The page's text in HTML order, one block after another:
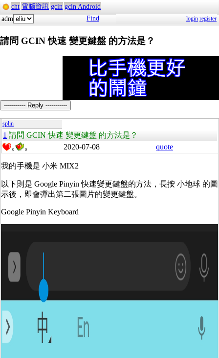
cht 電腦資訊 gcin gcin Android
adm
Find login register
請問 GCIN 快速 變更鍵盤 的方法是？
----------- Reply -----------
splin
1 請問 GCIN 快速 變更鍵盤 的方法是？
0 0 2020-07-08 quote
我的手機是 小米 MIX2
以下則是 Google Pinyin 快速變更鍵盤的方法，長按 小地球 的圖
示後，即會彈出第二張圖片的變更鍵盤。
Google Pinyin Keyboard